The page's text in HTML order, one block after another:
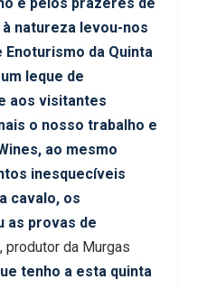
natureza levou-nos
da Quinta
leque de
aos visitantes
o nosso trabalho e
ao mesmo
inesquecíveis
cavalo, os
as provas de
da Murgas
tenho a esta quinta